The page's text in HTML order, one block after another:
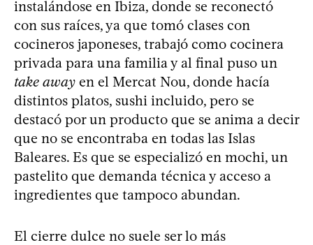
instalándose en Ibiza, donde se reconectó
con sus raíces, ya que tomó clases con
cocineros japoneses, trabajó como cocinera
privada para una familia y al final puso un
take away en el Mercat Nou, donde hacía
distintos platos, sushi incluido, pero se
destacó por un producto que se anima a decir
que no se encontraba en todas las Islas
Baleares. Es que se especializó en mochi, un
pastelito que demanda técnica y acceso a
ingredientes que tampoco abundan.
El cierre dulce no suele ser lo más